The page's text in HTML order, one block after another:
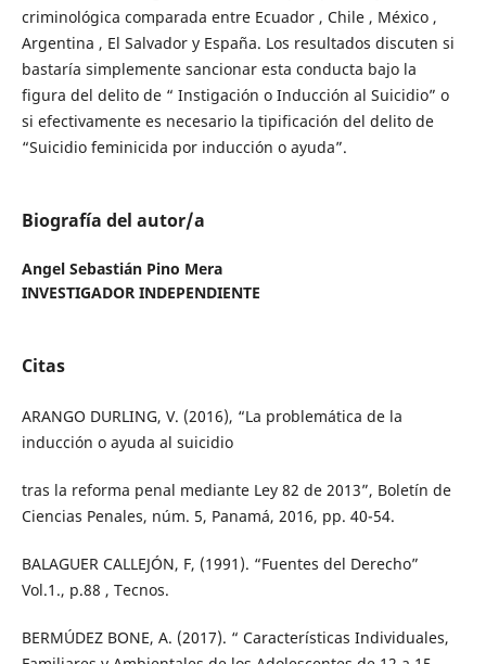
criminológica comparada entre Ecuador , Chile , México ,
Argentina , El Salvador y España. Los resultados discuten si
bastaría simplemente sancionar esta conducta bajo la
figura del delito de “ Instigación o Inducción al Suicidio” o
si efectivamente es necesario la tipificación del delito de
“Suicidio feminicida por inducción o ayuda”.
Biografía del autor/a
Angel Sebastián Pino Mera
INVESTIGADOR INDEPENDIENTE
Citas
ARANGO DURLING, V. (2016), “La problemática de la
inducción o ayuda al suicidio
tras la reforma penal mediante Ley 82 de 2013”, Boletín de
Ciencias Penales, núm. 5, Panamá, 2016, pp. 40-54.
BALAGUER CALLEJÓN, F, (1991). “Fuentes del Derecho”
Vol.1., p.88 , Tecnos.
BERMÚDEZ BONE, A. (2017). “ Características Individuales,